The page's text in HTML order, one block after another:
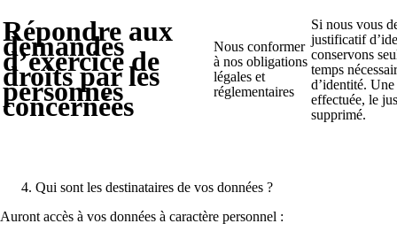
Répondre aux
demandes
d’exercice de
droits par les
personnes
concernées
Nous conformer
à nos obligations
légales et
réglementaires
Si nous vous
justificatif
conservons
temps
d’identité.
effectuée, le
supprimé.
Qui sont les destinataires de vos données ?
Auront accès à vos données à caractère personnel :